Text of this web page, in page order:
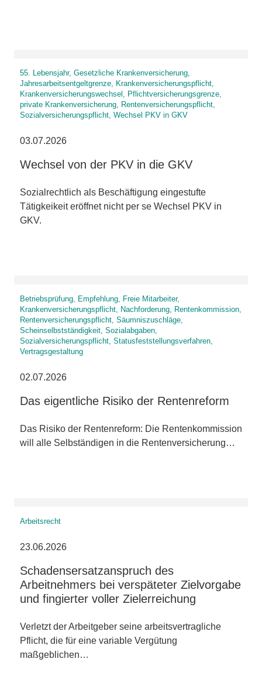
55. Lebensjahr, Gesetzliche Krankenversicherung,
Jahresarbeitsentgeltgrenze, Krankenversicherungspflicht,
Krankenversicherungswechsel, Pflichtversicherungsgrenze,
private Krankenversicherung, Rentenversicherungspflicht,
Sozialversicherungspflicht, Wechsel PKV in GKV
03.07.2026
Wechsel von der PKV in die GKV
Sozialrechtlich als Beschäftigung eingestufte
Tätigkeikeit eröffnet nicht per se Wechsel PKV in
GKV.
Betriebsprüfung, Empfehlung, Freie Mitarbeiter,
Krankenversicherungspflicht, Nachforderung, Rentenkommission,
Rentenversicherungspflicht, Säumniszuschläge,
Scheinselbstständigkeit, Sozialabgaben,
Sozialversicherungspflicht, Statusfeststellungsverfahren,
Vertragsgestaltung
02.07.2026
Das eigentliche Risiko der Rentenreform
Das Risiko der Rentenreform: Die Rentenkommission
will alle Selbständigen in die Rentenversicherung…
Arbeitsrecht
23.06.2026
Schadensersatzanspruch des
Arbeitnehmers bei verspäteter Zielvorgabe
und fingierter voller Zielerreichung
Verletzt der Arbeitgeber seine arbeitsvertragliche
Pflicht, die für eine variable Vergütung
maßgeblichen…